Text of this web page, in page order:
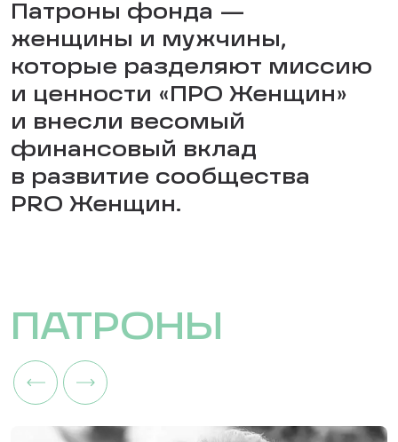
Патроны фонда —
женщины и мужчины,
которые разделяют миссию
и ценности «ПРО Женщин»
и внесли весомый
финансовый вклад
в развитие сообщества
PRO Женщин.
ПАТРОНЫ